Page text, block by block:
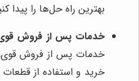
بهترین راه حل‌ها را پیدا
خدمات پس از فروش
خدمات پس از فروش
خرید و استفاده از